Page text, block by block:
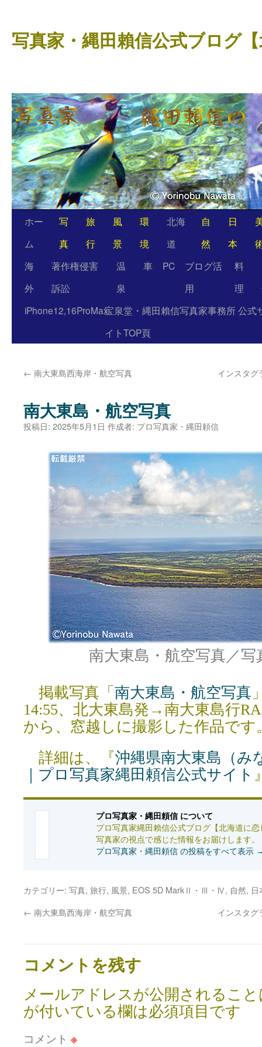
テ
ン
ッ
プ
写真家・縄田賴信公式ブログ
ホー
ム
写
真
旅
行
風
景
環
境
北海
道
自
然
日
本
海
外
著作権侵害
訴訟
温
泉
車 PC
ブログ活
用
料
理
iPhone12,16ProMax宝泉堂・縄田賴信写真家事務所 公式
イトTOP頁
← 南大東島西海岸・航空写真 インスタグ
南大東島・航空写真
投稿日: 2025年5月1日 作成者: プロ写真家・縄田頼信
南大東島・航空写真／写
掲載写真「 南大東島・航空写真
14:55、北大東島発→南大東島行
から、窓越しに撮影した作品です
詳細は、『沖縄県南大東島（み
｜プロ写真家縄田頼信公式サイト
プロ写真家・縄田頼信 について
プロ写真家縄田賴信公式ブログ【北海道に
写真家の視点で感じた情報をお届けします。
プロ写真家・縄田頼信 の投稿をすべて表示
カテゴリー: 写真, 旅行, 風景, EOS 5D MarkⅡ・Ⅲ・Ⅳ, 自然, 日
← 南大東島西海岸・航空写真 インスタグ
コメントを残す
メールアドレスが公開されるこ
が付いている欄は必須項目です
コメント ※